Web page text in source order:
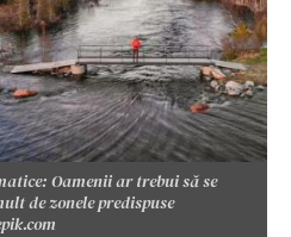
Oamenii ar trebui să se
de zonele predispuse